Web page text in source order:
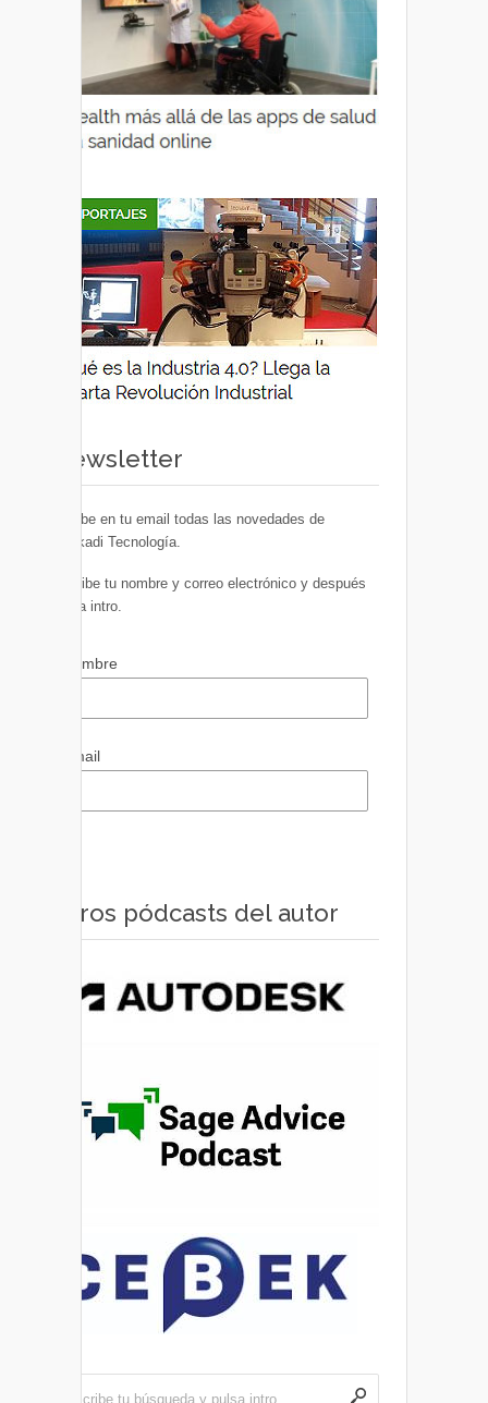
Newsletter
Recibe en tu email todas las novedades de
Euskadi Tecnología.
Escribe tu nombre y correo electrónico y después
pulsa intro.
Nombre
Email
Otros pódcasts del autor